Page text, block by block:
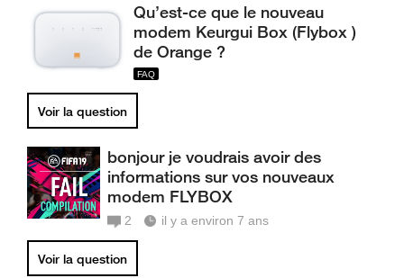
Qu’est-ce que le nouveau
modem Keurgui Box (Flybox )
de Orange ?
Voir la question
bonjour je voudrais avoir des
informations sur vos nouveaux
modem FLYBOX
2 il y a environ 7 ans
Voir la question